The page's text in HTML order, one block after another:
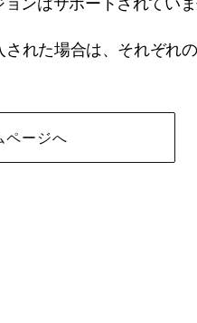
れた場合は、それぞれ
ページへ